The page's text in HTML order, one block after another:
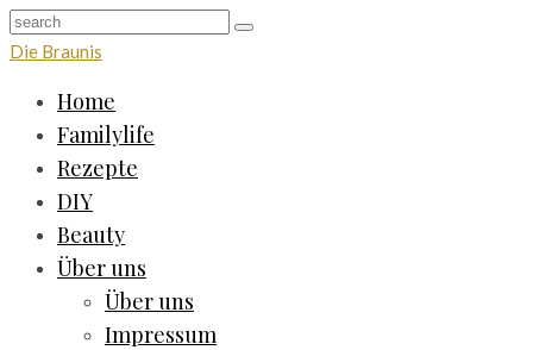
Die Braunis
Home
Familylife
Rezepte
DIY
Beauty
Über uns
Über uns
Impressum